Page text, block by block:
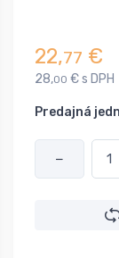
22,77 €
28,00 € s DPH
Predajná
−